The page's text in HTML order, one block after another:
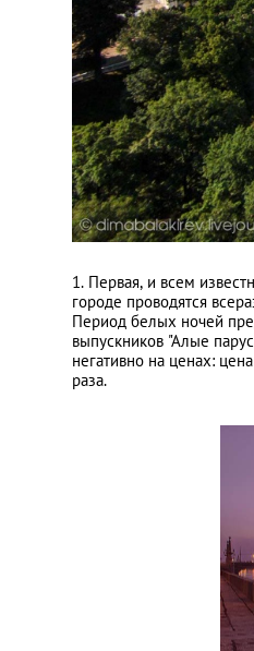
Санкт-
1. Первая, и всем
городе проводятся
Период белых ночей
выпускников "Алые
негативно на ценах:
раза.